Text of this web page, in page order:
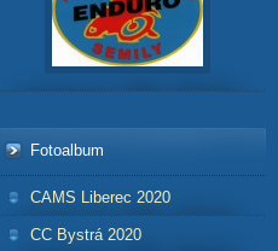
Fotoalbum
CAMS Liberec 2020
CC Bystrá 2020